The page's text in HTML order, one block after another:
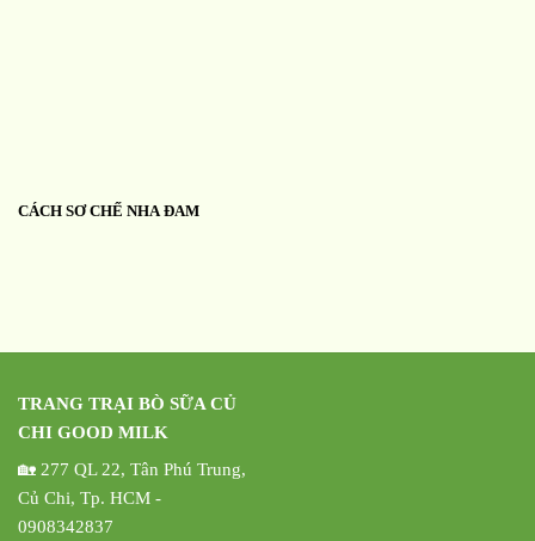
CÁCH SƠ CHẾ NHA ĐAM
TRANG TRẠI BÒ SỮA CỦ
CHI GOOD MILK
🏡 277 QL 22, Tân Phú Trung,
Củ Chi, Tp. HCM -
0908342837